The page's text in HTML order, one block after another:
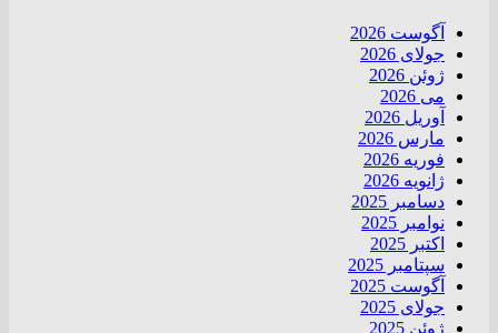
آگوست 2026
جولای 2026
ژوئن 2026
می 2026
آوریل 2026
مارس 2026
فوریه 2026
ژانویه 2026
دسامبر 2025
نوامبر 2025
اکتبر 2025
سپتامبر 2025
آگوست 2025
جولای 2025
ژوئن 2025